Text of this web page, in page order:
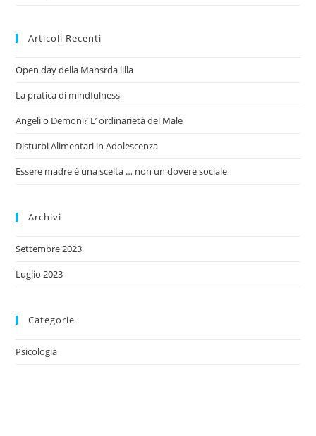
Articoli Recenti
Open day della Mansrda lilla
La pratica di mindfulness
Angeli o Demoni? L’ ordinarietà del Male
Disturbi Alimentari in Adolescenza
Essere madre è una scelta … non un dovere sociale
Archivi
Settembre 2023
Luglio 2023
Categorie
Psicologia